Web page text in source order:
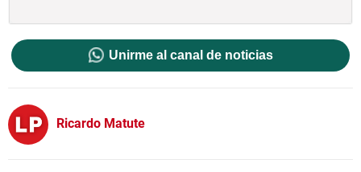
Unirme al canal de noticias
Ricardo Matute